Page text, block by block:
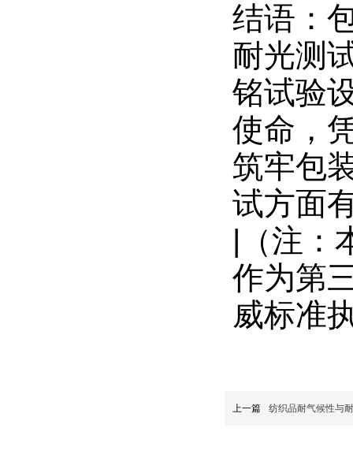
结语：
耐光测
铭试验
使命，
筑牢包
试方面
|（注：
作为第
威标准
上一篇 纺织品耐气候性与